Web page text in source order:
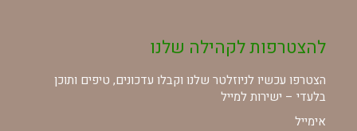
להצטרפות לקהילה שלנו
הצטרפו עכשיו לניוזלטר שלנו וקבלו עדכונים, טיפים ותוכן
בלעדי – ישירות למייל
אימייל